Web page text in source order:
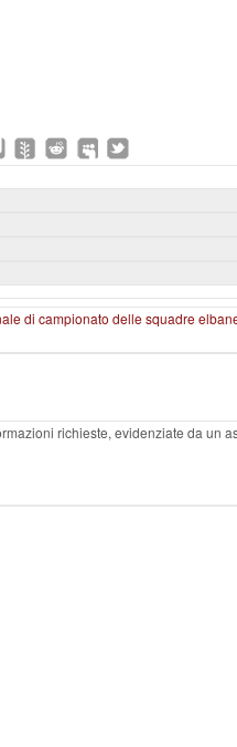
di campionato delle squadre
richieste, evidenziate da un